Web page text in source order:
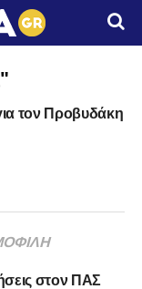
τον Προβυδάκη
στον ΠΑΣ